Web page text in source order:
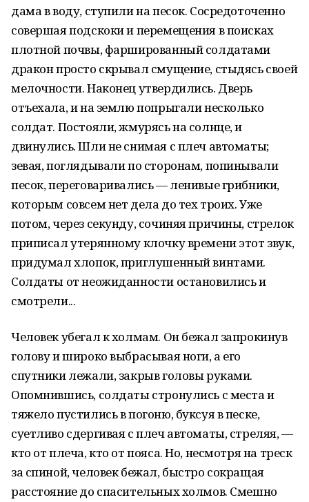
дама в воду, ступили на песок. Сосредоточенно
совершая подскоки и перемещения в поисках
плотной почвы, фаршированный солдатами
дракон просто скрывал смущение, стыдясь своей
мелочности. Наконец утвердились. Дверь
отъехала, и на землю попрыгали несколько
солдат. Постояли, жмурясь на солнце, и
двинулись. Шли не снимая с плеч автоматы;
зевая, поглядывали по сторонам, попинывали
песок, переговаривались — ленивые грибники,
которым совсем нет дела до тех троих. Уже
потом, через секунду, сочиняя причины, стрелок
приписал утерянному клочку времени этот звук,
придумал хлопок, приглушенный винтами.
Солдаты от неожиданности остановились и
смотрели...
Человек убегал к холмам. Он бежал запрокинув
голову и широко выбрасывая ноги, а его
спутники лежали, закрыв головы руками.
Опомнившись, солдаты стронулись с места и
тяжело пустились в погоню, буксуя в песке,
суетливо сдергивая с плеч автоматы, стреляя, —
кто от плеча, кто от пояса. Но, несмотря на треск
за спиной, человек бежал, быстро сокращая
расстояние до спасительных холмов. Смешно